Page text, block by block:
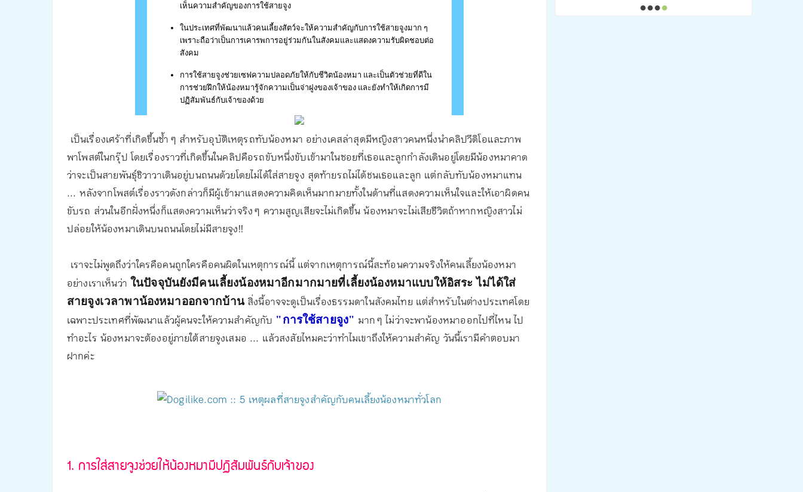
เห็นความสำคัญของการใช้สายจูง
ในประเทศที่พัฒนาแล้วคนเลี้ยงสัตว์จะให้ความสำคัญกับการใช้สายจูงมาก ๆ
เพราะถือว่าเป็นการเคารพการอยู่ร่วมกันในสังคมและแสดงความรับผิดชอบต่อ
สังคม
การใช้สายจูงช่วยเซฟความปลอดภัยให้กับชีวิตน้องหมา และเป็นตัวช่วยที่ดีใน
การช่วยฝึกให้น้องหมารู้จักความเป็นจ่าฝูงของเจ้าของ และยังทำให้เกิดการมี
ปฏิสัมพันธ์กับเจ้าของด้วย
เป็นเรื่องเศร้าที่เกิดขึ้นซ้ำ ๆ สำหรับอุบัติเหตุรถทับน้องหมา อย่างเคสล่าสุดมีหญิงสาวคนหนึ่งนำคลิปวีดิโอและภาพ
พาโพสต์ในกรุ๊ป โดยเรื่องราวที่เกิดขึ้นในคลิปคือรถขับหนึ่งขับเข้ามาในซอยที่เธอและลูกกำลังเดินอยู่โดยมีน้องหมาคาด
ว่าจะเป็นสายพันธุ์ชิวาวาเดินอยู่บนถนนด้วยโดยไม่ได้ใส่สายจูง สุดท้ายรถไม่ได้ชนเธอและลูก แต่กลับทับน้องหมาแทน
... หลังจากโพสต์เรื่องราวดังกล่าวก็มีผู้เข้ามาแสดงความคิดเห็นมากมายทั้งในด้านที่แสดงความเห็นใจและให้เอาผิดคน
ขับรถ ส่วนในอีกฝั่งหนึ่งก็แสดงความเห็นว่าจริง ๆ ความสูญเสียจะไม่เกิดขึ้น น้องหมาจะไม่เสียชีวิตถ้าหากหญิงสาวไม่
ปล่อยให้น้องหมาเดินบนถนนโดยไม่มีสายจูง!!
เราจะไม่พูดถึงว่าใครคือคนถูกใครคือคนผิดในเหตุการณ์นี้ แต่จากเหตุการณ์นี้สะท้อนความจริงให้คนเลี้ยงน้องหมา
อย่างเราเห็นว่า ในปัจจุบันยังมีคนเลี้ยงน้องหมาอีกมากมายที่เลี้ยงน้องหมาแบบให้อิสระ ไม่ได้ใส่
สายจูงเวลาพาน้องหมาออกจากบ้าน สิ่งนี้อาจจะดูเป็นเรื่องธรรมดาในสังคมไทย แต่สำหรับในต่างประเทศโดย
เฉพาะประเทศที่พัฒนาแล้วผู้คนจะให้ความสำคัญกับ "การใช้สายจูง" มาก ๆ ไม่ว่าจะพาน้องหมาออกไปที่ไหน ไป
ทำอะไร น้องหมาจะต้องอยู่ภายใต้สายจูงเสมอ ... แล้วสงสัยไหมคะว่าทำไมเขาถึงให้ความสำคัญ วันนี้เรามีคำตอบมา
ฝากค่ะ
1. การใส่สายจูงช่วยให้น้องหมามีปฏิสัมพันธ์กับเจ้าของ